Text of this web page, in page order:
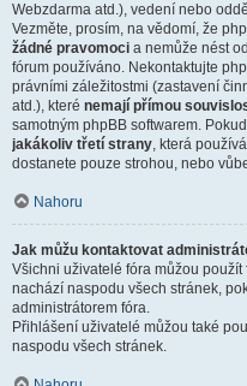
Webzdarma atd.), vedení nebo
Vezměte, prosím, na vědomí, že
žádné pravomoci a nemůže nést
fórum používáno. Nekontaktujte
právními záležitostmi (zastavení
atd.), které nemají přímou
samotným phpBB softwarem.
jakákoliv třetí strany, která
dostanete pouze strohou, nebo
Nahoru
Jak můžu kontaktovat
Všichni uživatelé fóra můžou použít
nachází naspodu všech stránek,
administrátorem fóra.
Přihlášení uživatelé můžou také
naspodu všech stránek.